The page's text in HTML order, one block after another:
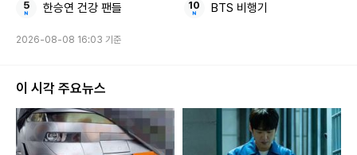
한승연 건강 팬들 BTS 비행기
2026-08-08 16:03 기준
이 시각 주요뉴스